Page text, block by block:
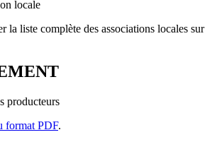
locale
la liste complète des associations locales sur
producteurs
format PDF.